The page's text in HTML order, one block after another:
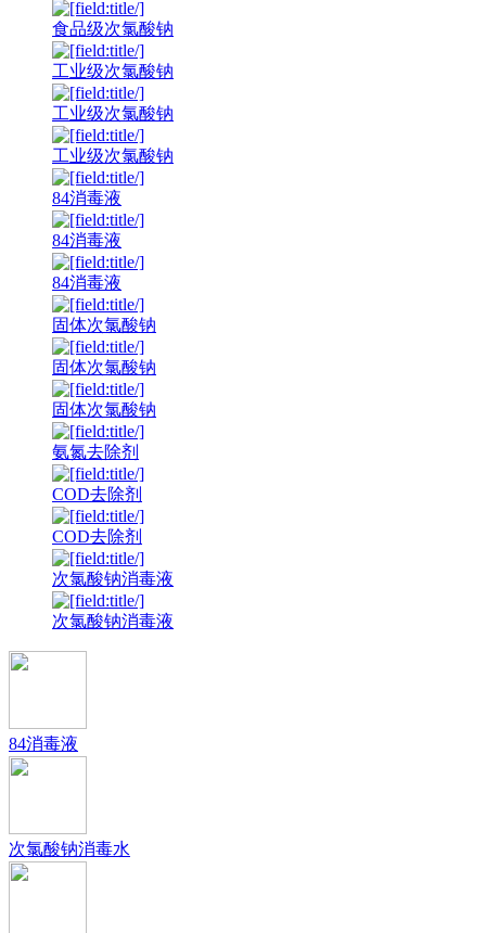
食品级次氯酸钠
工业级次氯酸钠
工业级次氯酸钠
工业级次氯酸钠
84消毒液
84消毒液
84消毒液
固体次氯酸钠
固体次氯酸钠
固体次氯酸钠
氨氮去除剂
COD去除剂
COD去除剂
次氯酸钠消毒液
次氯酸钠消毒液
84消毒液
次氯酸钠消毒水